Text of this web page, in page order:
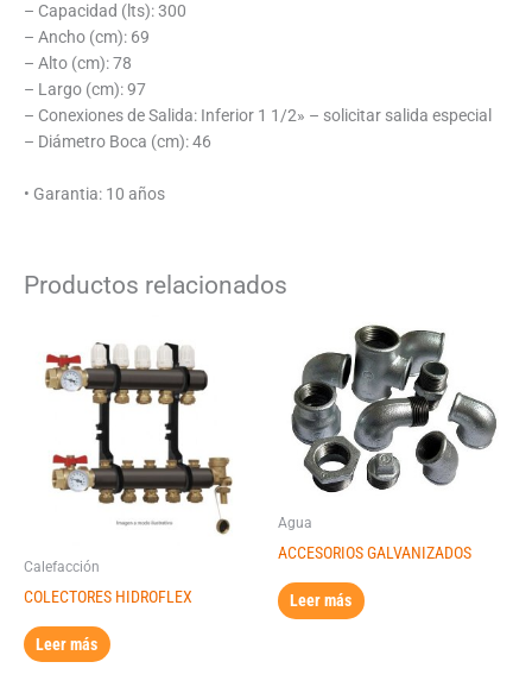
– Capacidad (lts): 300
– Ancho (cm): 69
– Alto (cm): 78
– Largo (cm): 97
– Conexiones de Salida: Inferior 1 1/2» – solicitar salida especial
– Diámetro Boca (cm): 46
• Garantia: 10 años
Productos relacionados
Calefacción
COLECTORES HIDROFLEX
Leer más
Agua
ACCESORIOS GALVANIZADOS
Leer más